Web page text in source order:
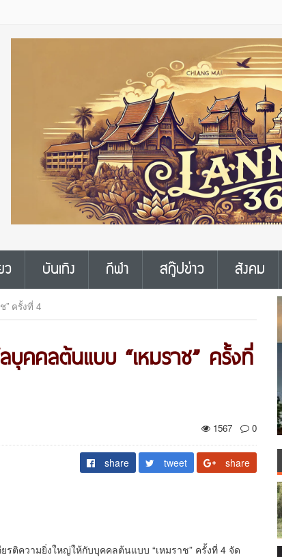
ว บันเทิง กีฬา สกู๊ปข่าว สังคม
” ครั้งที่ 4
คคลต้นแบบ “เหมราช” ครั้งที่
1567 0
share tweet share
ติความยิ่งใหญ่ให้กับบุคคลต้นแบบ “เหมราช” ครั้งที่ 4 จัด